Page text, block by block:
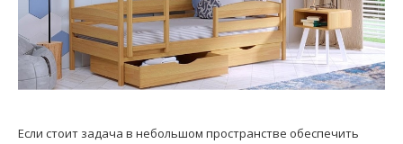
Если стоит задача в небольшом пространстве обеспечить